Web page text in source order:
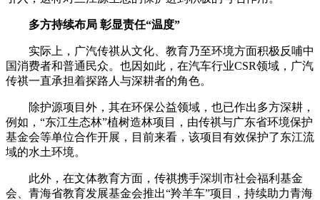
多方持续布局 彰显责任“温度”
实际上，广汽传祺从文化、教育乃至环境方面积极反哺中
国消费者和普通民众。也因如此，在汽车行业CSR领域，广汽
传祺一直承担着探路人与深耕者的角色。
除护源项目外，其在环保公益领域，也已作出多方深耕，
例如，“东江生态林”植树造林项目，由传祺与广东省环境保护
基金会等单位合作开展，目前来看，该项目有效保护了东江流
域的水土环境。
此外，在文体教育方面，传祺携手深圳市社会福利基金
会、青海省教育发展基金会推出“羚羊车”项目，持续助力青海